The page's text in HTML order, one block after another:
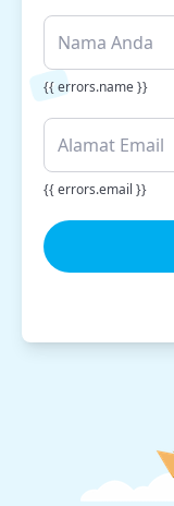
{{ errors.name }}
{{ errors.email }}